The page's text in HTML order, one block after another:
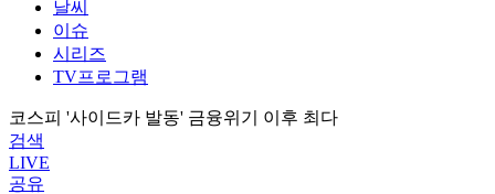
날씨
이슈
시리즈
TV프로그램
코스피 '사이드카 발동' 금융위기 이후 최다
검색
LIVE
공유